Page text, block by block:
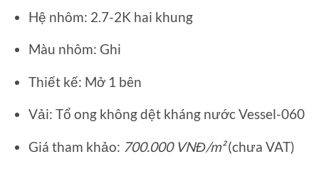
Hệ nhôm: 2.7-2K hai khung
Màu nhôm: Ghi
Thiết kế: Mở 1 bên
Vải: Tổ ong không dệt kháng nước Vessel-060
Giá tham khảo: 700.000 VNĐ/m²(chưa VAT)